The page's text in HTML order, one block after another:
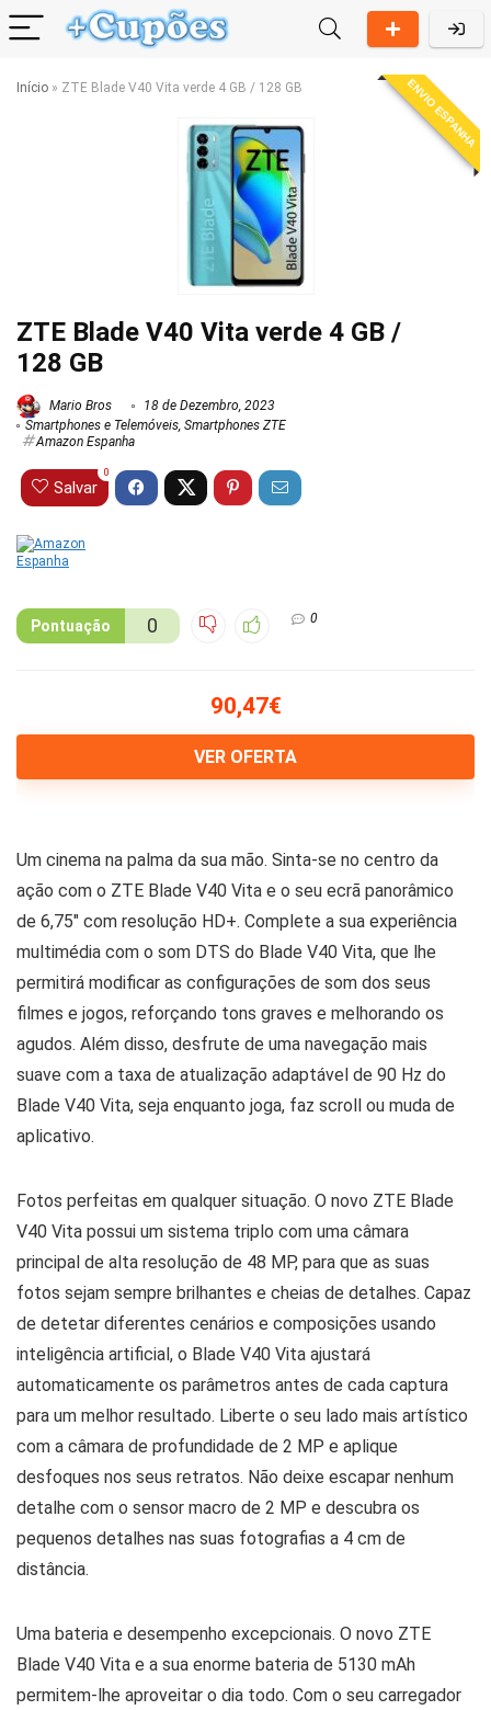
Início » ZTE Blade V40 Vita verde 4 GB / 128 GB ENVIO ESPANHA
ZTE Blade V40 Vita verde 4 GB /
128 GB
Mario Bros
18 de Dezembro, 2023
Smartphones e Telemóveis, Smartphones ZTE
Amazon Espanha
Salvar
0
Pontuação 0 0
90,47€
VER OFERTA
Um cinema na palma da sua mão. Sinta-se no centro da
ação com o ZTE Blade V40 Vita e o seu ecrã panorâmico
de 6,75″ com resolução HD+. Complete a sua experiência
multimédia com o som DTS do Blade V40 Vita, que lhe
permitirá modificar as configurações de som dos seus
filmes e jogos, reforçando tons graves e melhorando os
agudos. Além disso, desfrute de uma navegação mais
suave com a taxa de atualização adaptável de 90 Hz do
Blade V40 Vita, seja enquanto joga, faz scroll ou muda de
aplicativo.
Fotos perfeitas em qualquer situação. O novo ZTE Blade
V40 Vita possui um sistema triplo com uma câmara
principal de alta resolução de 48 MP, para que as suas
fotos sejam sempre brilhantes e cheias de detalhes. Capaz
de detetar diferentes cenários e composições usando
inteligência artificial, o Blade V40 Vita ajustará
automaticamente os parâmetros antes de cada captura
para um melhor resultado. Liberte o seu lado mais artístico
com a câmara de profundidade de 2 MP e aplique
desfoques nos seus retratos. Não deixe escapar nenhum
detalhe com o sensor macro de 2 MP e descubra os
pequenos detalhes nas suas fotografias a 4 cm de
distância.
Uma bateria e desempenho excepcionais. O novo ZTE
Blade V40 Vita e a sua enorme bateria de 5130 mAh
permitem-lhe aproveitar o dia todo. Com o seu carregador